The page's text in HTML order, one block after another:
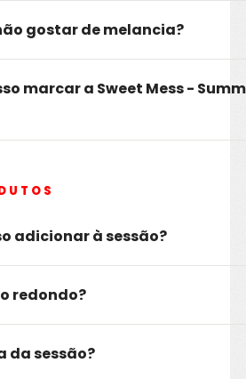
gostar de melancia?
marcar a Sweet Mess -
adicionar à sessão?
redondo?
da sessão?